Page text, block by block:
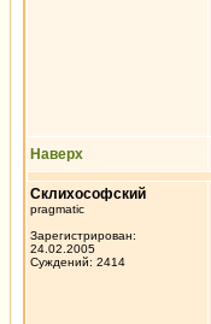
Наверх
Склихософский
pragmatic
Зарегистрирован:
24.02.2005
Суждений: 2414